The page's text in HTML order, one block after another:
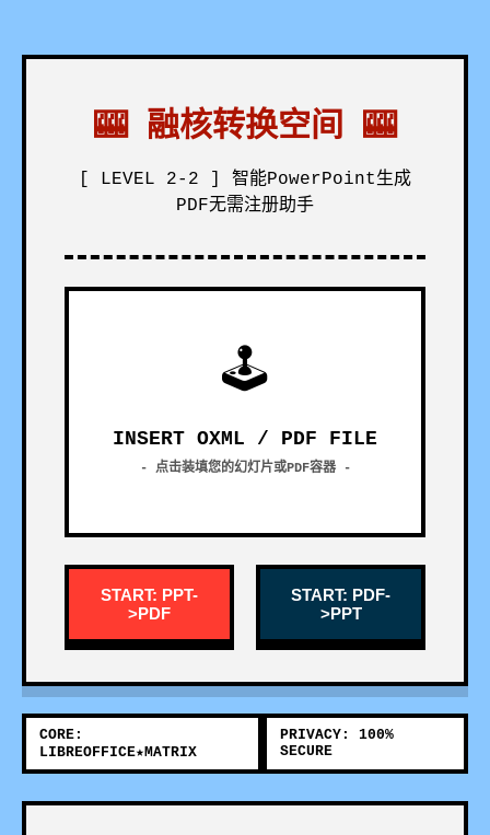
🎰 融核转换空间 🎰
[ LEVEL 2-2 ] 智能PowerPoint生成
PDF无需注册助手
🕹
INSERT OXML / PDF FILE
- 点击装填您的幻灯片或PDF容器 -
START: PPT-
>PDF
START: PDF-
>PPT
CORE:
LIBREOFFICE★MATRIX
PRIVACY: 100%
SECURE